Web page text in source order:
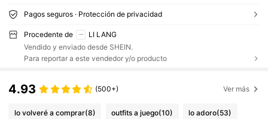
Pagos seguros · Protección de privacidad
Procedente de
LI LANG
Vendido y enviado desde SHEIN.
Para reportar a este vendedor y/o producto
4.93 (500+) Ver más
lo volveré a comprar(8) outfits a juego(10) lo adoro(53)